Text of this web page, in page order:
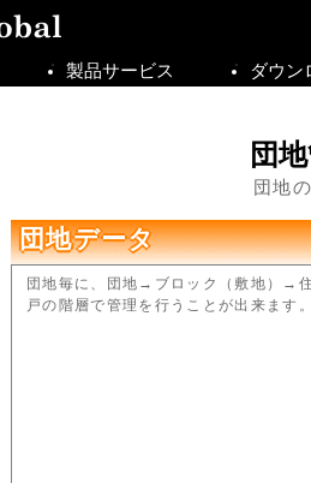
製品サービス ダウン
団
団地
団地データ
団地毎に、団地→ブロック（敷地）→
戸の階層で管理を行うことが出来ます